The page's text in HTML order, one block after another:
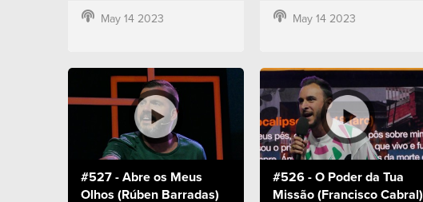
May 14 2023 May 14 2023
#527 - Abre os Meus
Olhos (Rúben Barradas)
#526 - O Poder da Tua
Missão (Francisco Cabral)